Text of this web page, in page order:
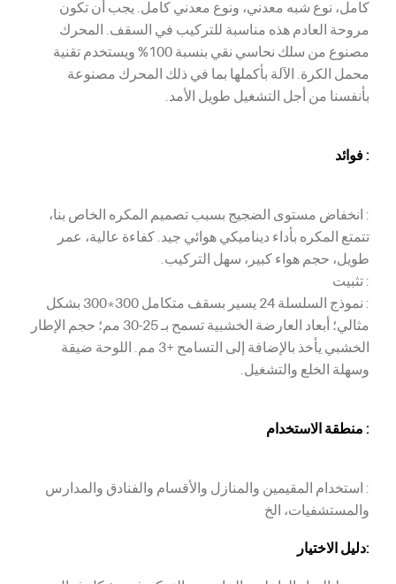
كامل، نوع شبه معدني، ونوع معدني كامل. يجب أن تكون
مروحة العادم هذه مناسبة للتركيب في السقف. المحرك
مصنوع من سلك نحاسي نقي بنسبة 100% ويستخدم تقنية
محمل الكرة. الآلة بأكملها بما في ذلك المحرك مصنوعة
بأنفسنا من أجل التشغيل طويل الأمد.
: فوائد
: انخفاض مستوى الضجيج بسبب تصميم المكره الخاص بنا،
تتمتع المكره بأداء ديناميكي هوائي جيد. كفاءة عالية، عمر
طويل، حجم هواء كبير، سهل التركيب.
: تثبيت
: نموذج السلسلة 24 يسير بسقف متكامل 300*300 بشكل
مثالي؛ أبعاد العارضة الخشبية تسمح بـ 25-30 مم؛ حجم الإطار
الخشبي يأخذ بالإضافة إلى التسامح +3 مم. اللوحة ضيقة
وسهلة الخلع والتشغيل.
: منطقة الاستخدام
: استخدام المقيمين والمنازل والأقسام والفنادق والمدارس
والمستشفيات، الخ
:دليل الاختيار